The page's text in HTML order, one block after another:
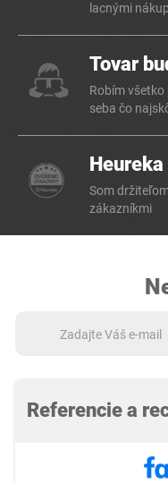
lacnými
Tovar
Robím
seba čo
Som
zákazníkmi
Referencie a